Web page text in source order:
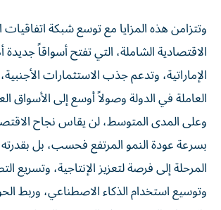
وتتزامن هذه المزايا مع توسع شبكة اتفاقيات
الاقتصادية الشاملة، التي تفتح أسواقاً
الإماراتية، وتدعم جذب الاستثمارات
العاملة في الدولة وصولاً أوسع إلى الأسواق
وعلى المدى المتوسط، لن يقاس نجاح
بسرعة عودة النمو المرتفع فحسب، بل
المرحلة إلى فرصة لتعزيز الإنتاجية، وتسريع
وتوسيع استخدام الذكاء الاصطناعي، وربط